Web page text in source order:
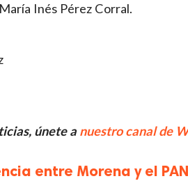
Inés Pérez Corral.
únete a nuestro canal de
entre Morena y el